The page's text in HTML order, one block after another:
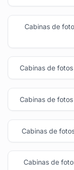
Cabinas de
Cabinas de
Cabinas de
Cabinas de
Cabinas de